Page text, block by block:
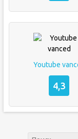
Youtube
4,3